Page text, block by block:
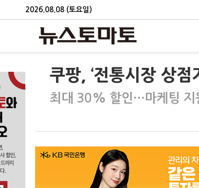
2026.08.08 (토요일)
쿠팡, ‘전통시장 상점
최대 30% 할인…마케팅 지